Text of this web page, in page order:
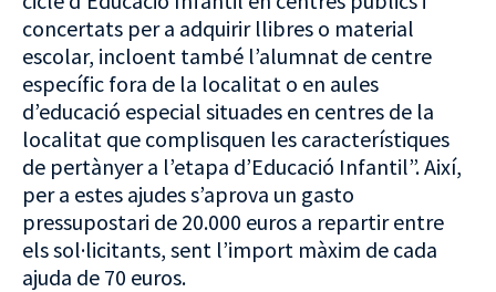
concertats per a adquirir llibres o material
escolar, incloent també l’alumnat de centre
específic fora de la localitat o en aules
d’educació especial situades en centres de la
localitat que complisquen les característiques
de pertànyer a l’etapa d’Educació Infantil”. Així,
per a estes ajudes s’aprova un gasto
pressupostari de 20.000 euros a repartir entre
els sol·licitants, sent l’import màxim de cada
ajuda de 70 euros.